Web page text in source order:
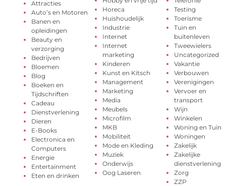
Attracties
Auto’s en Motoren
Banen en
opleidingen
Beauty en
verzorging
Bedrijven
Bloemen
Blog
Boeken en
Tijdschriften
Cadeau
Dienstverlening
Dieren
E-Books
Electronica en
Computers
Energie
Entertainment
Eten en drinken
Horeca
Huishoudelijk
Industrie
Internet
Internet
marketing
Kinderen
Kunst en Kitsch
Management
Marketing
Media
Meubels
Microfilm
MKB
Mobiliteit
Mode en Kleding
Muziek
Onderwijs
Oog Laseren
Testing
Toerisme
Tuin en
buitenleven
Tweewielers
Uncategorized
Vakantie
Verbouwen
Verenigingen
Vervoer en
transport
Wijn
Winkelen
Woning en Tuin
Woningen
Zakelijk
Zakelijke
dienstverlening
Zorg
ZZP